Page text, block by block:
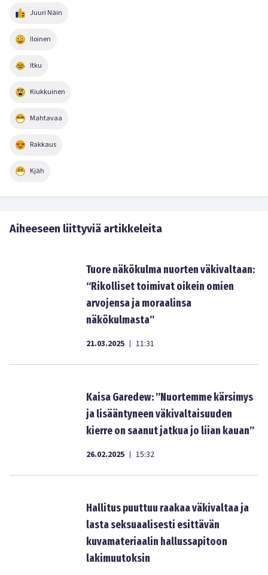
Juuri Näin
Iloinen
Itku
Kiukkuinen
Mahtavaa
Rakkaus
Kjäh
Aiheeseen liittyviä artikkeleita
Tuore näkökulma nuorten väkivaltaan:
“Rikolliset toimivat oikein omien
arvojensa ja moraalinsa
näkökulmasta”
21.03.2025 | 11:31
Kaisa Garedew: ”Nuortemme kärsimys
ja lisääntyneen väkivaltaisuuden
kierre on saanut jatkua jo liian kauan”
26.02.2025 | 15:32
Hallitus puuttuu raakaa väkivaltaa ja
lasta seksuaalisesti esittävän
kuvamateriaalin hallussapitoon
lakimuutoksin